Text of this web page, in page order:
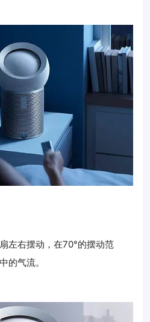
左右摆动，在70°的摆动范
的气流。